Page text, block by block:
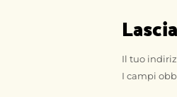
Il tuo
I campi